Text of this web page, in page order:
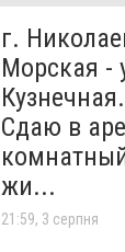
г.
Морская -
Сдаю в
жи...
21:59, 3 серпня